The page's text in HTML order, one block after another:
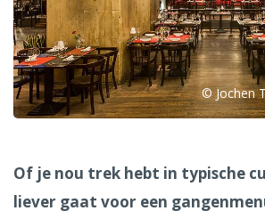
Dresden
© Jochen
Of je nou trek hebt in typische
liever gaat voor een